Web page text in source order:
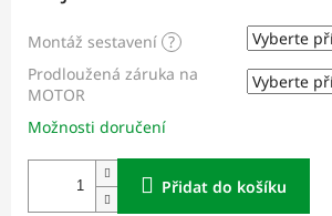
Montáž sestavení ?
Prodloužená záruka na
MOTOR
Možnosti doručení
Přidat do košíku